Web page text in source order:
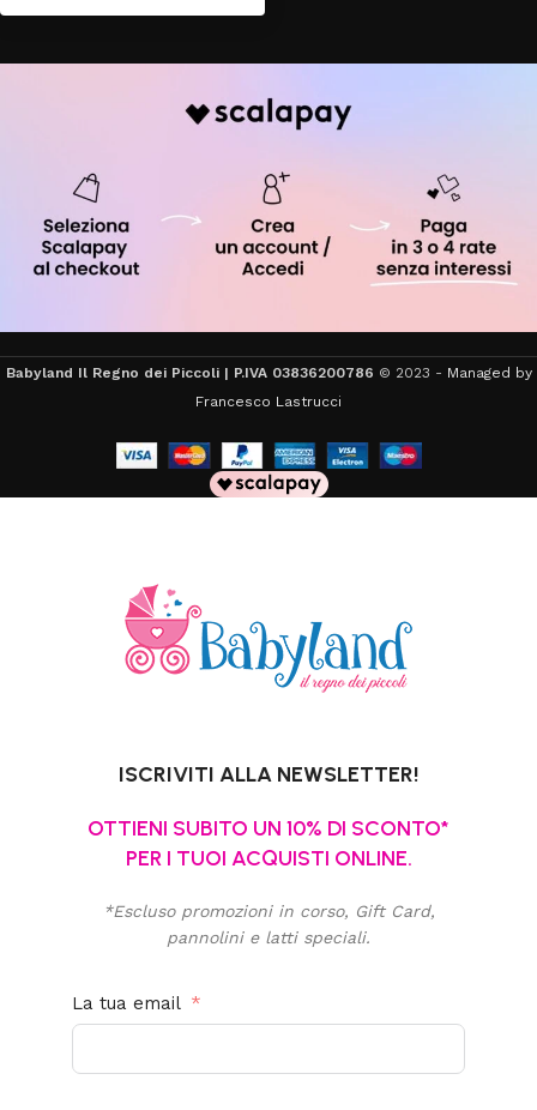
Babyland Il Regno dei Piccoli | P.IVA 03836200786 © 2023 - Managed by
Francesco Lastrucci
ISCRIVITI ALLA NEWSLETTER!
OTTIENI SUBITO UN 10% DI SCONTO*
PER I TUOI ACQUISTI ONLINE.
*Escluso promozioni in corso, Gift Card,
pannolini e latti speciali.
La tua email